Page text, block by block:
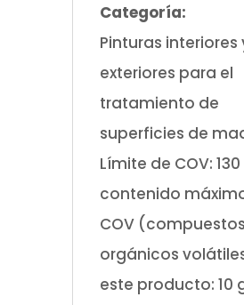
Categoría:
Pinturas interiores
exteriores para el
tratamiento de
superficies de
Límite de COV:
contenido
COV (compuestos
orgánicos
este producto: 10